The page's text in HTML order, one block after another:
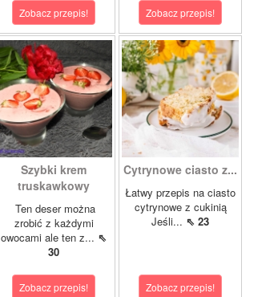
Zobacz przepis! Zobacz przepis!
Szybki krem
truskawkowy
Ten deser można
zrobić z każdymi
owocami ale ten z... ⇖
30
Zobacz przepis!
Cytrynowe ciasto z...
Łatwy przepis na ciasto
cytrynowe z cukinią
Jeśli... ⇖ 23
Zobacz przepis!